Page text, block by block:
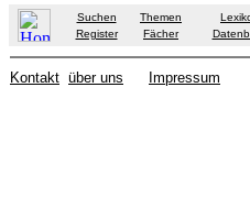
Suchen Themen
Register
Fächer
Kontakt über uns Impressum